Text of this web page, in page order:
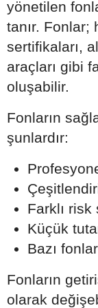
yönetilen
tanır. Fonlar;
sertifikaları,
araçları gibi
oluşabilir.
Fonların
şunlardır:
Farklı
Küçük
Bazı
Fonların
olarak